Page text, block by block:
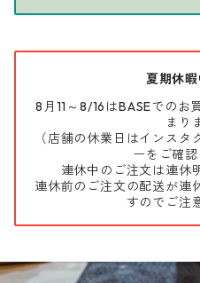
夏期休
8月11～8/16はBASEでのお
まり
（店舗の休業日はインス
ーをご確認
連休中のご注文は連休
連休前のご注文の配送が連
すのでご注